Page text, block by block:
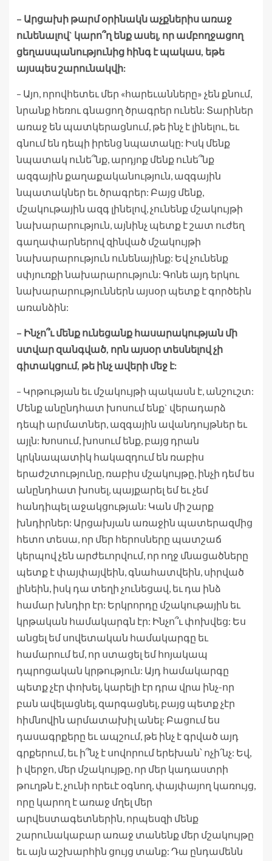
– Արցախի թարմ օրինակն աչքներիս առաջ
ունենալով` կարո՞ղ ենք ասել, որ ամբողջացող
ցեղասպանությունից հինգ է պակաս, եթե
այսպես շարունակվի:
– Այո, որովհետեւ մեր «հարեւանները» չեն քնում,
նրանք հեռու գնացող ծրագրեր ունեն: Տարիներ
առաջ են պատկերացնում, թե ինչ է լինելու, եւ
գնում են դեպի իրենց նպատակը: Իսկ մենք
նպատակ ունե՞նք, արդյոք մենք ունե՞նք
ազգային քաղաքականություն, ազգային
նպատակներ եւ ծրագրեր: Բայց մենք,
մշակութային ազգ լինելով, չունենք մշակույթի
նախարարություն, այնինչ պետք է շատ ուժեղ
գաղափարներով զինված մշակույթի
նախարարություն ունենայինք: Եվ չունենք
սփյուռքի նախարարություն: Գոնե այդ երկու
նախարարություններն այսօր պետք է գործեին
առանձին:
– Ինչո՞ւ մենք ունեցանք հասարակության մի
ստվար զանգված, որն այսօր տեսնելով չի
գիտակցում, թե ինչ ավերի մեջ է:
– Կրթության եւ մշակույթի պակասն է, անշուշտ:
Մենք անընդհատ խոսում ենք` վերադարձ
դեպի արմատներ, ազգային ավանդույթներ եւ
այլն: Խոսում, խոսում ենք, բայց դրան
կրկնապատիկ հակազդում են ռաբիս
երաժշտությունը, ռաբիս մշակույթը, ինչի դեմ ես
անընդհատ խոսել, պայքարել եմ եւ չեմ
հանդիպել աջակցության: Կան մի շարք
խնդիրներ: Արցախյան առաջին պատերազմից
հետո տեսա, որ մեր հերոսները պատշաճ
կերպով չեն արժեւորվում, որ ողջ մնացածները
պետք է փայփայվեին, գնահատվեին, սիրված
լինեին, իսկ դա տեղի չունեցավ, եւ դա ինձ
համար խնդիր էր: Երկրորդը մշակութային եւ
կրթական համակարգն էր: Ինչո՞ւ փոխվեց: Ես
անցել եմ սովետական համակարգը եւ
համարում եմ, որ ստացել եմ հոյակապ
դպրոցական կրթություն: Այդ համակարգը
պետք չէր փոխել, կարելի էր դրա վրա ինչ-որ
բան ավելացնել, զարգացնել, բայց պետք չէր
հիմնովին արմատախիլ անել: Բացում ես
դասագրքերը եւ ապշում, թե ինչ է գրված այդ
գրքերում, եւ ի՞նչ է սովորում երեխան՝ ոչի՛նչ: Եվ,
ի վերջո, մեր մշակույթը, որ մեր կադաստրի
թուղթն է, չունի որեւէ օգնող, փայփայող կառույց,
որը կարող է առաջ մղել մեր
արվեստագետներին, որպեսզի մենք
շարունակաբար առաջ տանենք մեր մշակույթը
եւ այն աշխարհին ցույց տանք: Դա ընդամենն